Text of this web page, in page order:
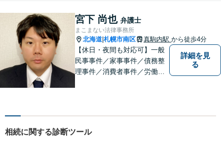
続、交通事故、労働、企業法
務など、多岐に渡る分野に精
通しています。どうぞお気軽
にご連絡ください。
宮下 尚也 弁護士
まこまない法律事務所
北海道 札幌市南区 真駒内駅 から徒歩4分
【休日・夜間も対応可】一般
民事事件／家事事件／債務整
理事件／消費者事件／労働事
を抱え込まず、まずは一度ご
詳細を見
る
相続に関する診断ツール